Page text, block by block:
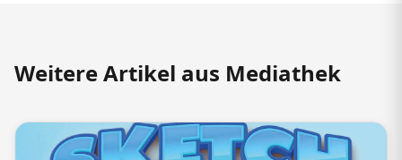
Weitere Artikel aus Mediathek